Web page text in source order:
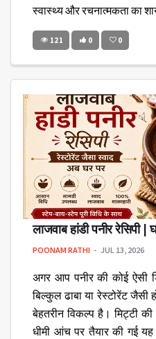
स्वास्थ्य और रचनात्मकता का
121 0 0
लाजवाब हांडी पनीर रेसिपी |
POONAM RATHI JUL 13, 2026
अगर आप पनीर की कोई ऐसी
बिल्कुल ढाबा या रेस्टोरेंट जैसी
बेहतरीन विकल्प है। मिट्टी
धीमी आंच पर तैयार की गई